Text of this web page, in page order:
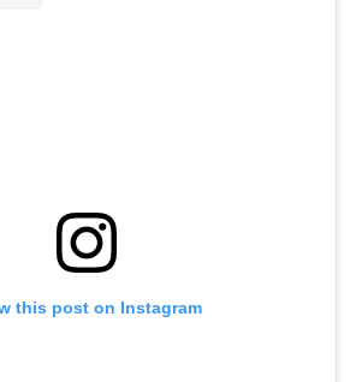
this post on Instagram